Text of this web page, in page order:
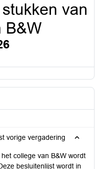
van
B&W
vorige vergadering
college van B&W wordt
besluitenlijst wordt in